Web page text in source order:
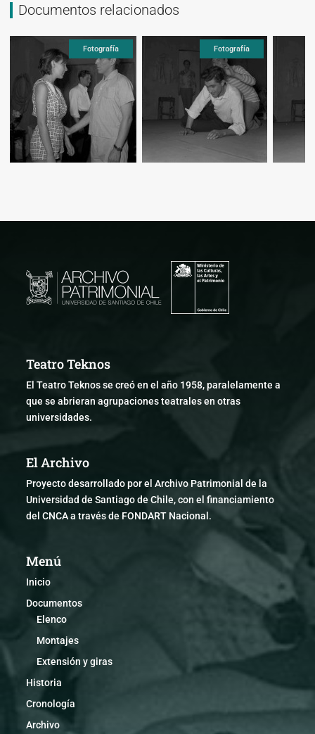
Documentos relacionados
Fotografía Fotografía
Teatro Teknos
El Teatro Teknos se creó en el año 1958, paralelamente a
que se abrieran agrupaciones teatrales en otras
universidades.
El Archivo
Proyecto desarrollado por el Archivo Patrimonial de la
Universidad de Santiago de Chile, con el financiamiento
del CNCA a través de FONDART Nacional.
Menú
Inicio
Documentos
Elenco
Montajes
Extensión y giras
Historia
Cronología
Archivo